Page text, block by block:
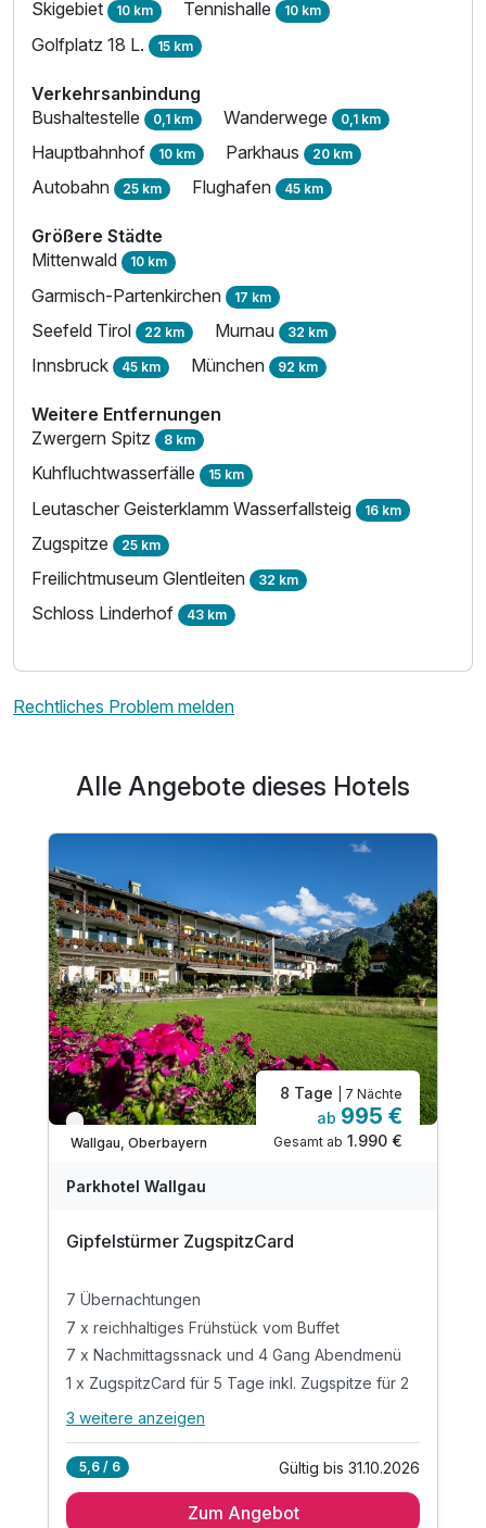
Skigebiet 10 km Tennishalle 10 km
Golfplatz 18 L. 15 km
Verkehrsanbindung
Bushaltestelle 0,1 km Wanderwege 0,1 km
Hauptbahnhof 10 km Parkhaus 20 km
Autobahn 25 km Flughafen 45 km
Größere Städte
Mittenwald 10 km
Garmisch-Partenkirchen 17 km
Seefeld Tirol 22 km Murnau 32 km
Innsbruck 45 km München 92 km
Weitere Entfernungen
Zwergern Spitz 8 km
Kuhfluchtwasserfälle 15 km
Leutascher Geisterklamm Wasserfallsteig 16 km
Zugspitze 25 km
Freilichtmuseum Glentleiten 32 km
Schloss Linderhof 43 km
Rechtliches Problem melden
Alle Angebote dieses Hotels
Nur noch bis Oktober
Wallgau, Oberbayern
8 Tage | 7 Nächte
ab 995 €
Gesamt ab 1.990 €
Parkhotel Wallgau
Gipfelstürmer ZugspitzCard
7 Übernachtungen
7 x reichhaltiges Frühstück vom Buffet
7 x Nachmittagssnack und 4 Gang Abendmenü
1 x ZugspitzCard für 5 Tage inkl. Zugspitze für 2
Alle Inklusivleistungen
7 x reichhaltiges Frühstück vom Buffet
3 weitere anzeigen
5,6 / 6 Gültig bis 31.10.2026
Zum Angebot